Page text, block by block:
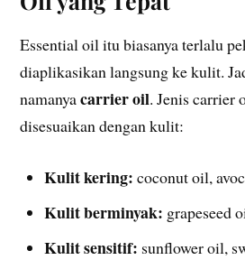
Essential oil itu biasanya terlalu
diaplikasikan langsung ke kulit.
namanyacarrier oil. Jenis carrier
disesuaikan dengan kulit:
Kulit kering: coconut oil,
Kulit berminyak: grapeseed
Kulit sensitif: sunflower oil,